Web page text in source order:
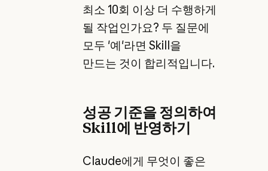
최소 10회 이상 더 수행하게
될 작업인가요? 두 질문에
모두 '예'라면 Skill을
만드는 것이 합리적입니다.
성공 기준을 정의하여
Skill에 반영하기
Claude에게 무엇이 좋은